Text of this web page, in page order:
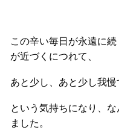
この辛い毎日が永遠に
が近づくにつれて、
あと少し、あと少し我
という気持ちになり、
ました。